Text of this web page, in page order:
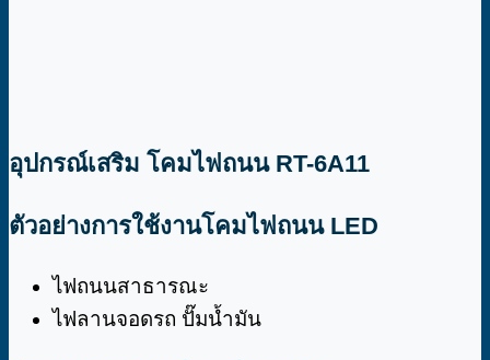
อุปกรณ์เสริม โคมไฟถนน RT-6A11
ตัวอย่างการใช้งานโคมไฟถนน LED
ไฟถนนสาธารณะ
ไฟลานจอดรถ ปั๊มน้ำมัน